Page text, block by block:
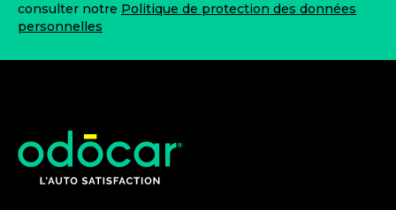
consulter notre Politique de protection des données
personnelles